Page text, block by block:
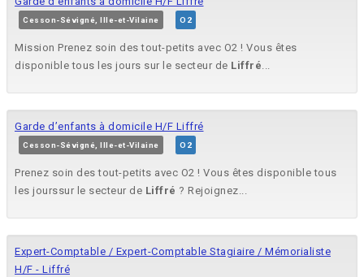
Cesson-Sévigné, Ille-et-Vilaine O2
Mission Prenez soin des tout-petits avec O2 ! Vous êtes
disponible tous les jours sur le secteur de Liffré...
Garde d’enfants à domicile H/F Liffré
Cesson-Sévigné, Ille-et-Vilaine O2
Prenez soin des tout-petits avec O2 ! Vous êtes disponible tous
les jourssur le secteur de Liffré ? Rejoignez...
Expert-Comptable / Expert-Comptable Stagiaire / Mémorialiste
H/F - Liffré